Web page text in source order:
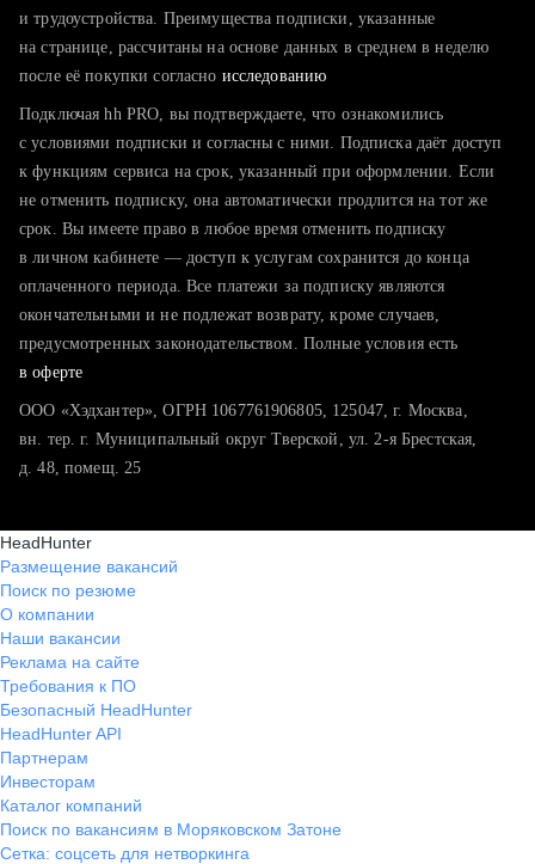
тратите много времени на поиск и вручную поднимаете
хотите сравнить себя с конкурентами и оценить шансы
и трудоустройства. Преимущества подписки, указанные
на странице, рассчитаны на основе данных в среднем в неделю
после её покупки согласно исследованию
Подключая hh PRO, вы подтверждаете, что ознакомились
с условиями подписки и согласны с ними. Подписка даёт доступ
к функциям сервиса на срок, указанный при оформлении. Если
не отменить подписку, она автоматически продлится на тот же
срок. Вы имеете право в любое время отменить подписку
в личном кабинете — доступ к услугам сохранится до конца
оплаченного периода. Все платежи за подписку являются
окончательными и не подлежат возврату, кроме случаев,
предусмотренных законодательством. Полные условия есть
в оферте
ООО «Хэдхантер», ОГРН 1067761906805, 125047, г. Москва,
вн. тер. г. Муниципальный округ Тверской, ул. 2-я Брестская,
д. 48, помещ. 25
HeadHunter
Размещение вакансий
Поиск по резюме
О компании
Наши вакансии
Реклама на сайте
Требования к ПО
Безопасный HeadHunter
HeadHunter API
Партнерам
Инвесторам
Каталог компаний
Поиск по вакансиям в Моряковском Затоне
Сетка: соцсеть для нетворкинга